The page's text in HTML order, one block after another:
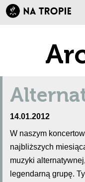
14.01.2012
W naszym
najbliższych
muzyki
legendarną grupę.